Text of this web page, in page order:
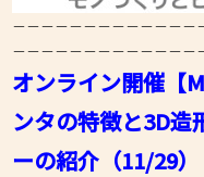
－－－－－－－－－－－－
－－－－－－－－－－－－－
オンライン開催【
ンタの特徴と3D造
ーの紹介（11/29）